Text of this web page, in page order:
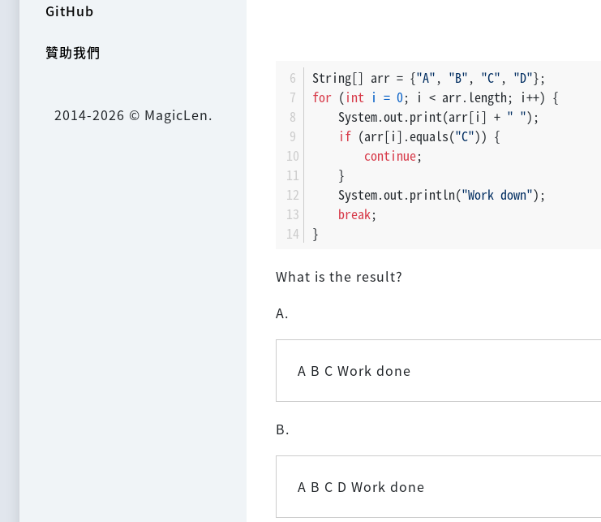
GitHub
贊助我們
2014-2026 © MagicLen.
String[] arr = {"A", "B", "C", "D"};
for (int i = 0; i < arr.length; i++) {
    System.out.print(arr[i] +
" ");
if (arr[i].equals("C")) {
continue;
    }
    System.out.println(
"Work down");
break;
}
What is the result?
A.
A B C Work done
B.
A B C D Work done